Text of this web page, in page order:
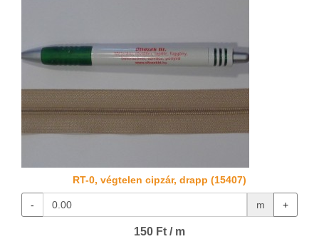
RT-0, végtelen cipzár, drapp (15407)
- m +
150 Ft / m